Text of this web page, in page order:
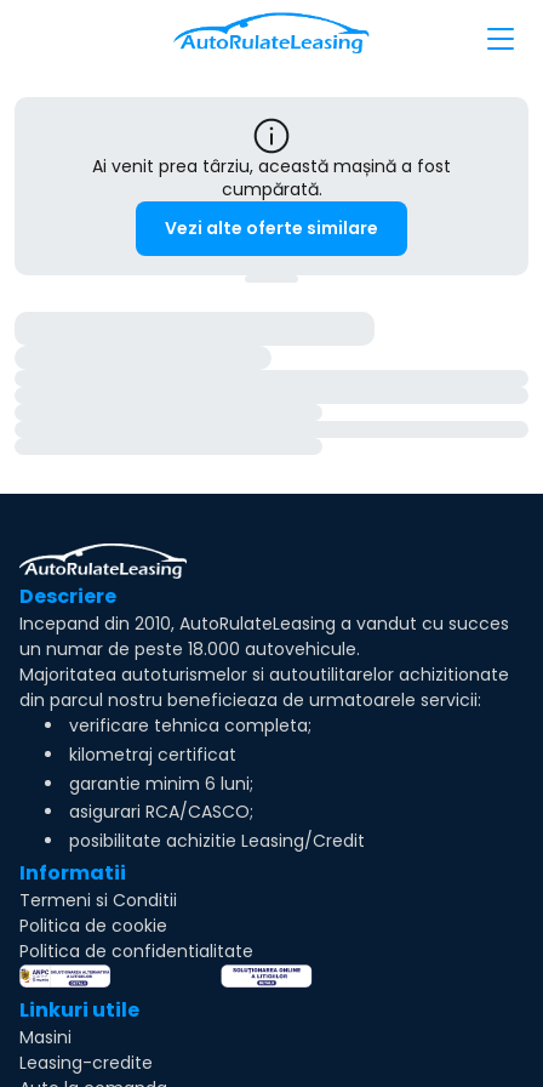
Ai venit prea târziu, această mașină a fost
cumpărată.
Vezi alte oferte similare
Descriere
Incepand din 2010, AutoRulateLeasing a vandut cu succes
un numar de peste 18.000 autovehicule.
Majoritatea autoturismelor si autoutilitarelor achizitionate
din parcul nostru beneficieaza de urmatoarele servicii:
verificare tehnica completa;
kilometraj certificat
garantie minim 6 luni;
asigurari RCA/CASCO;
posibilitate achizitie Leasing/Credit
Informatii
Termeni si Conditii
Politica de cookie
Politica de confidentialitate
Linkuri utile
Masini
Leasing-credite